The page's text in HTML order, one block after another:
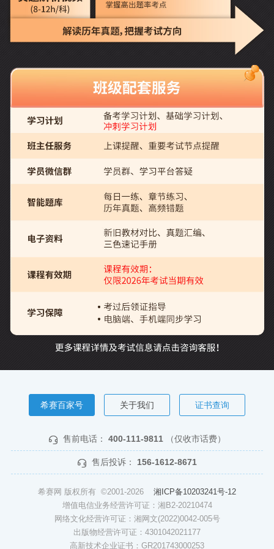
希赛百家号 关于我们 证书查询
售前电话： 400-111-9811 （仅收市话费）
售后投诉： 156-1612-8671
希赛网 版权所有 ©2001-2026 湘ICP备10203241号-12
增值电信业务经营许可证：湘B2-20210474
网络文化经营许可证：湘网文(2022)0042-005号
出版物经营许可证：4301042021177
高新技术企业证书：GR201743000253